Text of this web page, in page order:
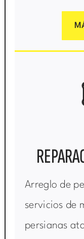
Arreglo de
servicios de
persianas